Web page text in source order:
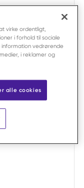
virke ordentligt,
i forhold til sociale
vedrørende
i reklamer og
alle cookies